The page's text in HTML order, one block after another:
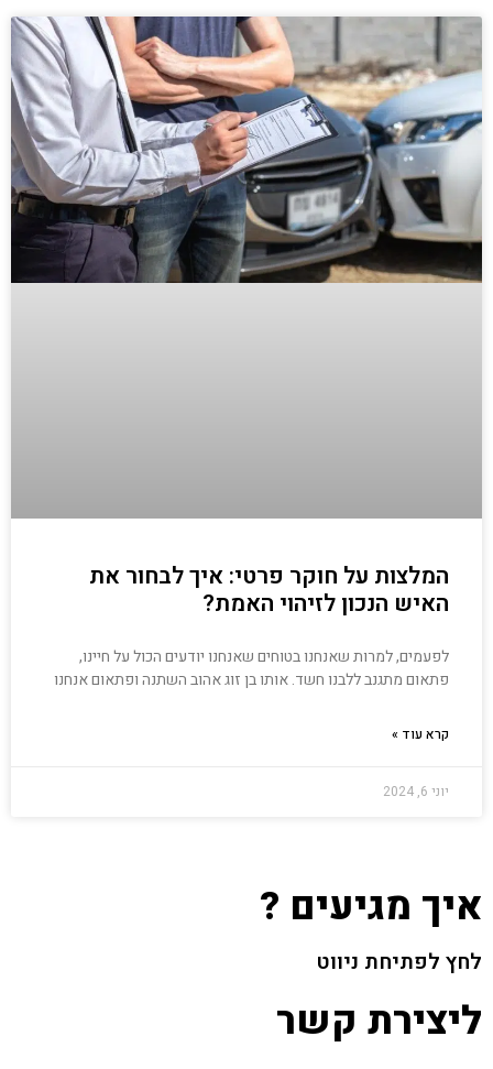
המלצות על חוקר פרטי: איך לבחור את
האיש הנכון לזיהוי האמת?
לפעמים, למרות שאנחנו בטוחים שאנחנו יודעים הכול על חיינו,
פתאום מתגנב ללבנו חשד. אותו בן זוג אהוב השתנה ופתאום אנחנו
קרא עוד »
יוני 6, 2024
איך מגיעים ?
לחץ לפתיחת ניווט
ליצירת קשר